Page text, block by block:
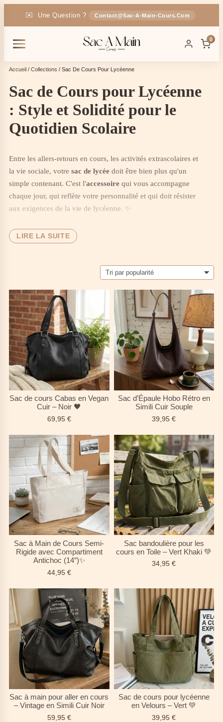
✉️ Une Question ? Contact@sac-A-Main-Cours.com
Livraison OFFERTE En France
🎁 -5% Code : SAC5
0
Accueil / Collections / Sac De Cours Pour Lycéenne​
Sac de Cours pour Lycéenne
: Style et Solidité pour le
Quotidien Scolaire
Entre les allers-retours en cours, les activités extrascolaires et
la vie sociale, votre sac de lycée doit être bien plus qu'un
simple contenant. C'est l'accessoire qui vous accompagne
chaque jour, qui reflète votre personnalité et qui doit résister
aux exigences de la vie de lycéenne. ✨
Notrecollection sac de cours pour lycéenne
modèles spécialement conçus pour les adolescentes : assez
pour affirmer votre look 💅, et assezpratiquespour organiser
vos journées bien remplies. Dusac cabas spacieuxau modèle
bandoulière tendance, découvrez des designs qui s'adaptent à
votre rythme et à votre personnalité.
Pour les lycéennes qui veulent concilierstyleetfonctionnalité
: des sacs qui passent du cours de maths à la sortie entre amis,
sans jamais vous lâcher. 👯‍♀️
LIRE LA SUITE
Sac de cours Cabas en Vegan
Cuir – Noir 🖤
69,95 €
Sac d’Épaule Hobo Rétro en
Simili Cuir Souple
39,95€
Sac à Main de Cours Semi-
Rigide avec Compartiment
Antichoc (14″)✨
44,95 €
Sac bandoulière pour les
cours en Toile – Vert Khaki 💚
34,95€
Sac à main pour aller en cours
– Vintage en Simili Cuir Noir
59,95 €
Sac de cours pour lycéenne
en Velours – Vert 💚
39,95€